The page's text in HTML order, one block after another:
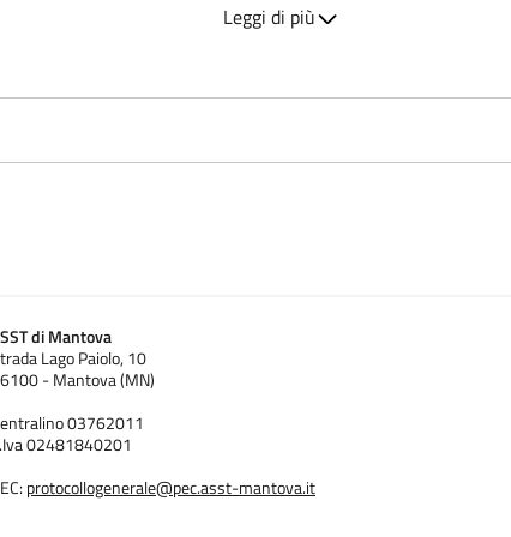
(A.A. 2022/2023)
STUDENTE
parte integrante del Piano degli Studi:
conoscenze e/o aspetti formativi di interesse
Corso di Studio;
attività formative obbligatorie;
Leggi di più
di Mantova
Lago Paiolo, 10
- Mantova (MN)
03762011
02481840201
protocollogenerale@pec.asst-mantova.it